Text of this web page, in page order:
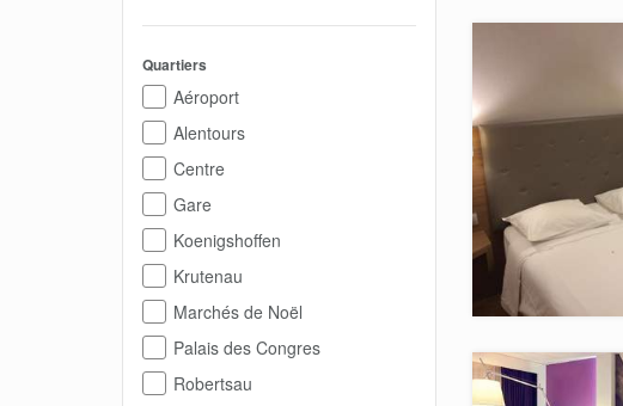
Quartiers
Aéroport
Alentours
Centre
Gare
Koenigshoffen
Krutenau
Marchés de Noël
Palais des Congres
Robertsau